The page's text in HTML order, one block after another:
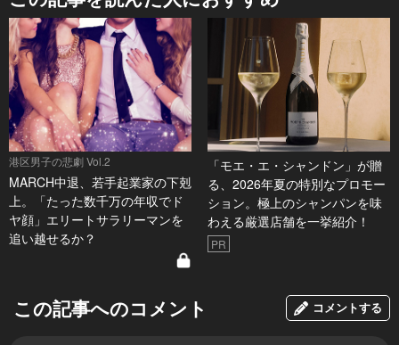
港区男子の悲劇 Vol.2
MARCH中退、若手起業家の下剋
上。「たった数千万の年収でド
ヤ顔」エリートサラリーマンを
追い越せるか？
「モエ・エ・シャンドン」が贈
る、2026年夏の特別なプロモー
ション。極上のシャンパンを味
わえる厳選店舗を一挙紹介！
PR
この記事へのコメント コメントする